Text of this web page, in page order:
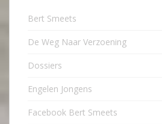
Bert Smeets
De Weg Naar Verzoening
Dossiers
Engelen Jongens
Facebook Bert Smeets